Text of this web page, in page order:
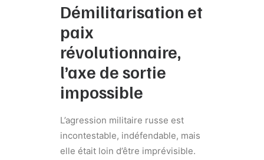
Démilitarisation et
paix
révolutionnaire,
l’axe de sortie
impossible
L’agression militaire russe est
incontestable, indéfendable, mais
elle était loin d’être imprévisible.